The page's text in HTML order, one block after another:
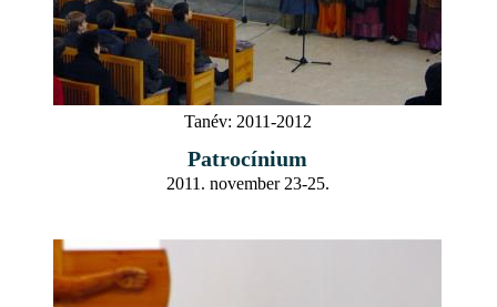
Tanév: 2011-2012
Patrocínium
2011. november 23-25.